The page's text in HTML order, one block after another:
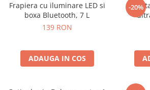
Frapiera cu iluminare LED si
boxa Bluetooth, 7 L
139 RON
ADAUGA IN COS
-20%